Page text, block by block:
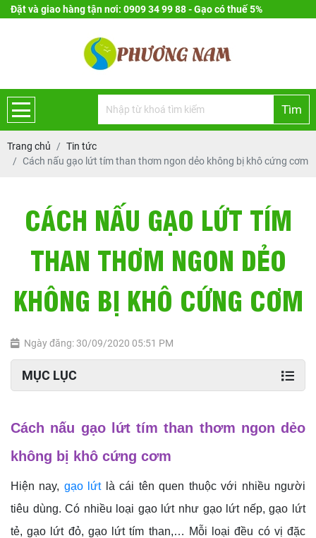
Đặt và giao hàng tận nơi: 0909 34 99 88 - Gạo có thuế 5%
Tìm
Trang chủ
Tin tức
Cách nấu gạo lứt tím than thơm ngon dẻo không bị khô cứng cơm
CÁCH NẤU GẠO LỨT TÍM
THAN THƠM NGON DẺO
KHÔNG BỊ KHÔ CỨNG CƠM
Ngày đăng: 30/09/2020 05:51 PM
MỤC LỤC
Cách nấu gạo lứt tím than thơm ngon dẻo
không bị khô cứng cơm
Hiện nay, gạo lứt là cái tên quen thuộc với nhiều người
tiêu dùng. Có nhiều loại gạo lứt như gạo lứt nếp, gạo lứt
tẻ, gạo lứt đỏ, gạo lứt tím than,… Mỗi loại đều có vị đặc